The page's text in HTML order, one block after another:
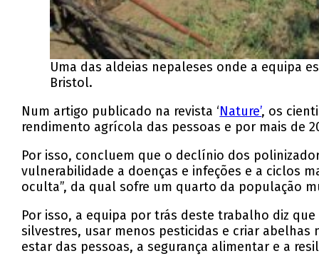
Uma das aldeias nepaleses onde a equipa
Bristol.
Num artigo publicado na revista ‘Nature’, os
rendimento agrícola das pessoas e por mais de
Por isso, concluem que o declínio dos
vulnerabilidade a doenças e infeções e a ciclos
oculta”, da qual sofre um quarto da população
Por isso, a equipa por trás deste trabalho diz
silvestres, usar menos pesticidas e criar
estar das pessoas, a segurança alimentar e a